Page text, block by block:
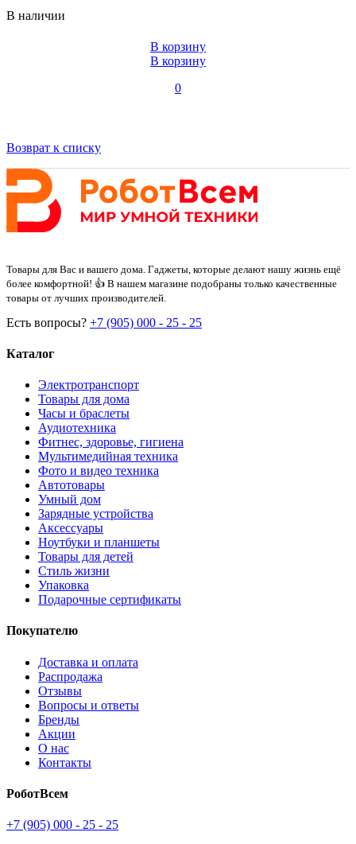
В наличии
В корзину
В корзину
0
Возврат к списку
Товары для Вас и вашего дома. Гаджеты, которые делают нашу жизнь ещё
более комфортной! 👍 В нашем магазине подобраны только качественные
товары от лучших производителей.
Есть вопросы? +7 (905) 000 - 25 - 25
Каталог
Электротранспорт
Товары для дома
Часы и браслеты
Аудиотехника
Фитнес, здоровье, гигиена
Мультимедийная техника
Фото и видео техника
Автотовары
Умный дом
Зарядные устройства
Аксессуары
Ноутбуки и планшеты
Товары для детей
Стиль жизни
Упаковка
Подарочные сертификаты
Покупателю
Доставка и оплата
Распродажа
Отзывы
Вопросы и ответы
Бренды
Акции
О нас
Контакты
РоботВсем
+7 (905) 000 - 25 - 25